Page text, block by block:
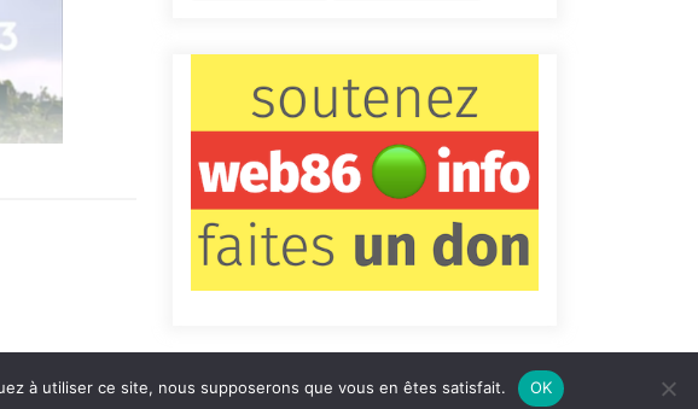
Contact Qui sommes-nous ? Informations légales
à utiliser ce site, nous supposerons que vous en êtes satisfait. OK